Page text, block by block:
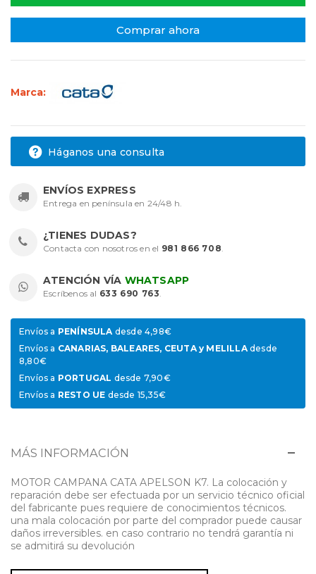
Comprar ahora
Marca:
Háganos una consulta
ENVÍOS EXPRESS
Entrega en península en 24/48 h.
¿TIENES DUDAS?
Contacta con nosotros en el 981 866 708
ATENCIÓN VÍA WHATSAPP
Escríbenos al 633 690 763
Envíos a PENÍNSULA desde 4,98€
Envíos a CANARIAS, BALEARES, CEUTA y MELILLAdesde
8,80€
Envíos a PORTUGAL desde 7,90€
Envíos a RESTO UE desde 15,35€
MÁS INFORMACIÓN
MOTOR CAMPANA CATA APELSON K7. La colocación y
reparación debe ser efectuada por un servicio técnico oficial
del fabricante pues requiere de conocimientos técnicos.
una mala colocación por parte del comprador puede causar
daños irreversibles. en caso contrario no tendrá garantía ni
se admitirá su devolución